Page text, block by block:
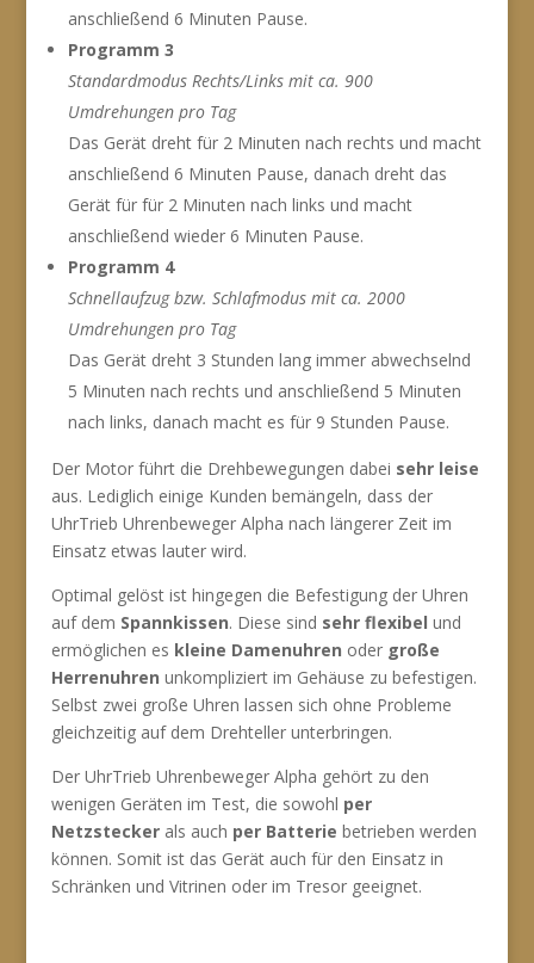
anschließend 6 Minuten Pause.
Programm 3
Standardmodus Rechts/Links mit ca. 900
Umdrehungen pro Tag
Das Gerät dreht für 2 Minuten nach rechts und macht
anschließend 6 Minuten Pause, danach dreht das
Gerät für für 2 Minuten nach links und macht
anschließend wieder 6 Minuten Pause.
Programm 4
Schnellaufzug bzw. Schlafmodus mit ca. 2000
Umdrehungen pro Tag
Das Gerät dreht 3 Stunden lang immer abwechselnd
5 Minuten nach rechts und anschließend 5 Minuten
nach links, danach macht es für 9 Stunden Pause.
Der Motor führt die Drehbewegungen dabei sehr leise
aus. Lediglich einige Kunden bemängeln, dass der
UhrTrieb Uhrenbeweger Alpha nach längerer Zeit im
Einsatz etwas lauter wird.
Optimal gelöst ist hingegen die Befestigung der Uhren
auf dem Spannkissen. Diese sind sehr flexibel und
ermöglichen es kleine Damenuhren oder große
Herrenuhren unkompliziert im Gehäuse zu befestigen.
Selbst zwei große Uhren lassen sich ohne Probleme
gleichzeitig auf dem Drehteller unterbringen.
Der UhrTrieb Uhrenbeweger Alpha gehört zu den
wenigen Geräten im Test, die sowohl per
Netzsteckerals auch per Batterie betrieben werden
können. Somit ist das Gerät auch für den Einsatz in
Schränken und Vitrinen oder im Tresor geeignet.